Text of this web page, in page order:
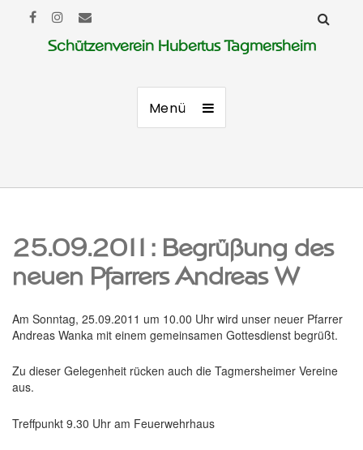
Schützenverein Hubertus Tagmersheim
Menü
25.09.2011: Begrüßung des
neuen Pfarrers Andreas W
Am Sonntag, 25.09.2011 um 10.00 Uhr wird unser neuer Pfarrer
Andreas Wanka mit einem gemeinsamen Gottesdienst begrüßt.
Zu dieser Gelegenheit rücken auch die Tagmersheimer Vereine
aus.
Treffpunkt 9.30 Uhr am Feuerwehrhaus